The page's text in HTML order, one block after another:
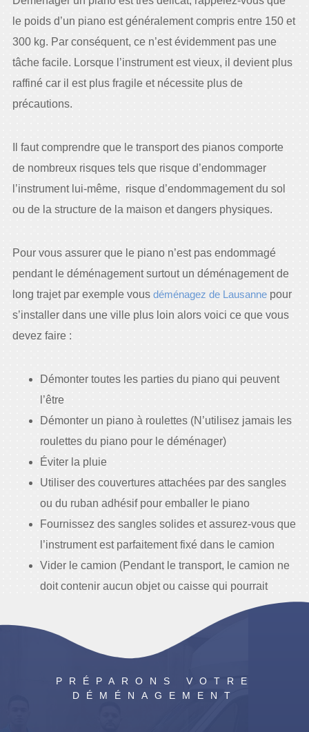
le poids d’un piano est généralement compris entre 150 et
300 kg. Par conséquent, ce n’est évidemment pas une
tâche facile. Lorsque l’instrument est vieux, il devient plus
raffiné car il est plus fragile et nécessite plus de
précautions.
Il faut comprendre que le transport des pianos comporte
de nombreux risques tels que risque d’endommager
l’instrument lui-même, risque d’endommagement du sol
ou de la structure de la maison et dangers physiques.
Pour vous assurer que le piano n’est pas endommagé
pendant le déménagement surtout un déménagement de
long trajet par exemple vous déménagez de Lausannepour
s’installer dans une ville plus loin alors voici ce que vous
devez faire :
Démonter toutes les parties du piano qui peuvent
l’être
Démonter un piano à roulettes (N’utilisez jamais les
roulettes du piano pour le déménager)
Éviter la pluie
Utiliser des couvertures attachées par des sangles
ou du ruban adhésif pour emballer le piano
Fournissez des sangles solides et assurez-vous que
l’instrument est parfaitement fixé dans le camion
Vider le camion (Pendant le transport, le camion ne
doit contenir aucun objet ou caisse qui pourrait
PRÉPARONS VOTRE
DÉMÉNAGEMENT